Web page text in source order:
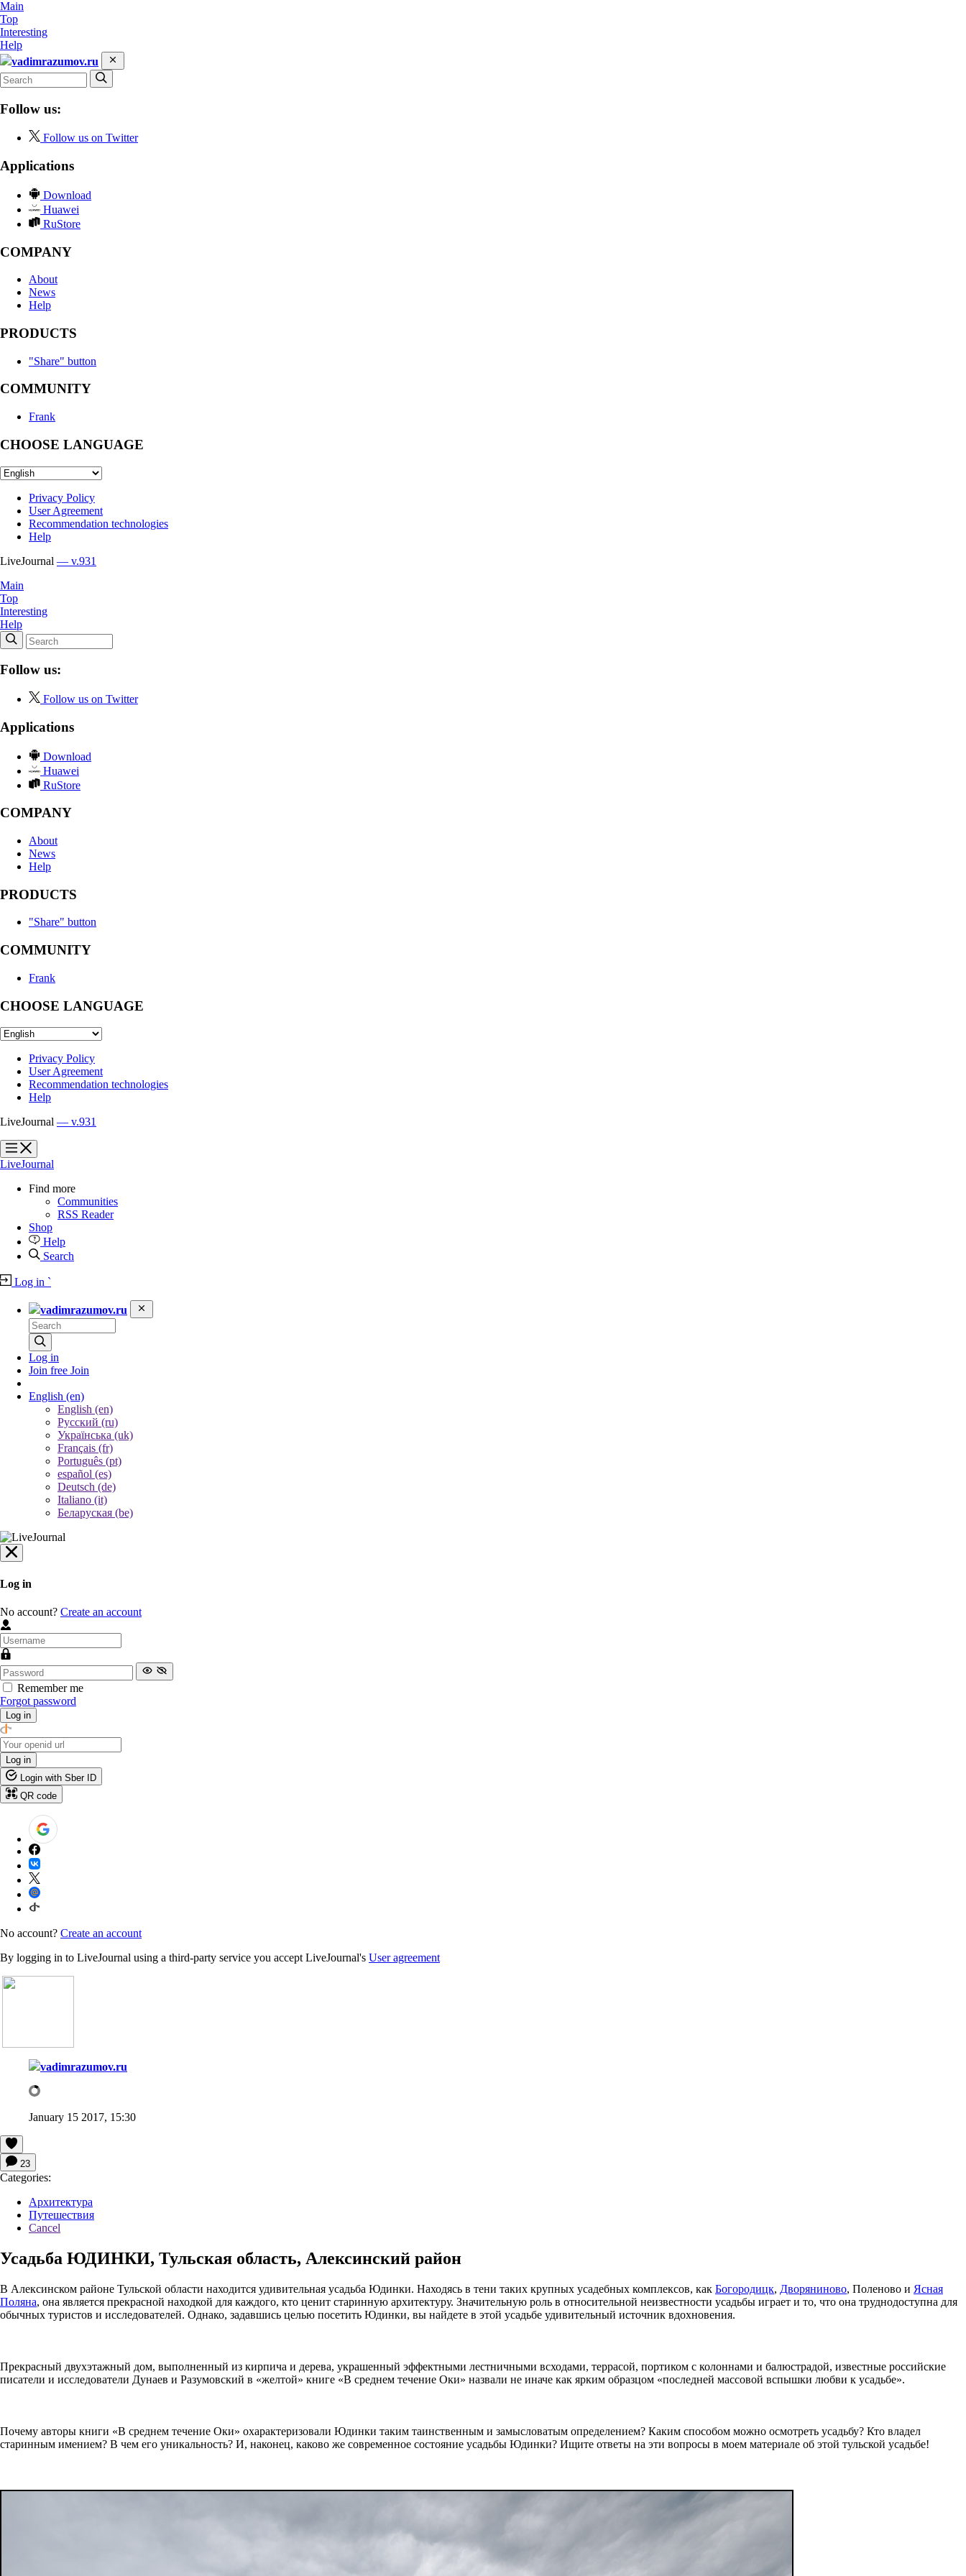
Main
Top
Interesting
Help
vadimrazumov.ru
Follow us:
Follow us on Twitter
Applications
Download
Huawei
RuStore
COMPANY
About
News
Help
PRODUCTS
"Share" button
COMMUNITY
Frank
CHOOSE LANGUAGE
Privacy Policy
User Agreement
Recommendation technologies
Help
LiveJournal — v.931
Main
Top
Interesting
Help
Follow us:
Follow us on Twitter
Applications
Download
Huawei
RuStore
COMPANY
About
News
Help
PRODUCTS
"Share" button
COMMUNITY
Frank
CHOOSE LANGUAGE
Privacy Policy
User Agreement
Recommendation technologies
Help
LiveJournal — v.931
?
?
LiveJournal
Find more
Communities
RSS Reader
Shop
Help
Search
Log in `
vadimrazumov.ru
Log in
Join free Join
English (en)
English (en)
Русский (ru)
Українська (uk)
Français (fr)
Português (pt)
español (es)
Deutsch (de)
Italiano (it)
Беларуская (be)
Log in
No account? Create an account
Remember me
Forgot password
Log in
Log in
Login with Sber ID
QR code
No account? Create an account
By logging in to LiveJournal using a third-party service you accept LiveJournal's User agreement
vadimrazumov.ru
January 15 2017, 15:30
23
Categories:
Архитектура
Путешествия
Cancel
Усадьба ЮДИНКИ, Тульская область, Алексинский район
В Алексинском районе Тульской области находится удивительная усадьба Юдинки. Находясь в тени таких крупных усадебных комплексов, как Богородицк, Дворяниново, Поленово и Ясная
Поляна, она является прекрасной находкой для каждого, кто ценит старинную архитектуру. Значительную роль в относительной неизвестности усадьбы играет и то, что она труднодоступна для
обычных туристов и исследователей. Однако, задавшись целью посетить Юдинки, вы найдете в этой усадьбе удивительный источник вдохновения.
Прекрасный двухэтажный дом, выполненный из кирпича и дерева, украшенный эффектными лестничными всходами, террасой, портиком с колоннами и балюстрадой, известные российские
писатели и исследователи Дунаев и Разумовский в «желтой» книге «В среднем течение Оки» назвали не иначе как ярким образцом «последней массовой вспышки любви к усадьбе».
Почему авторы книги «В среднем течение Оки» охарактеризовали Юдинки таким таинственным и замысловатым определением? Каким способом можно осмотреть усадьбу? Кто владел
старинным имением? В чем его уникальность? И, наконец, каково же современное состояние усадьбы Юдинки? Ищите ответы на эти вопросы в моем материале об этой тульской усадьбе!